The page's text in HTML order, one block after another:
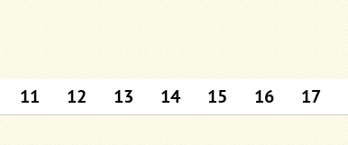
11 12 13 14 15 16 17